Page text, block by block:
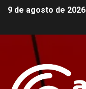
9 de agosto de 2026